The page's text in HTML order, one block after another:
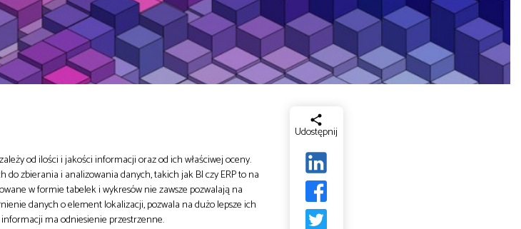
od ilości i jakości informacji oraz od ich właściwej oceny.
zbierania i analizowania danych, takich jak BI czy ERP to na
w formie tabelek i wykresów nie zawsze pozwalają na
danych o element lokalizacji, pozwala na dużo lepsze ich
ma odniesienie przestrzenne.
Udostępnij